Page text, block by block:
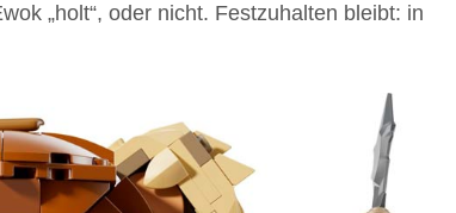
„holt“, oder nicht. Festzuhalten bleibt: in